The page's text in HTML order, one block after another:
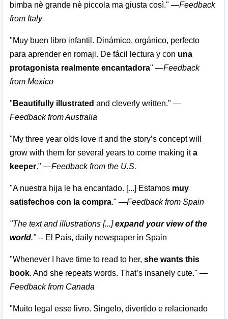
bimba nè grande nè piccola ma giusta così." —Feedback
from Italy
"Muy buen libro infantil. Dinámico, orgánico, perfecto
para aprender en romaji. De fácil lectura y con una
protagonista realmente encantadora" —Feedback
from Mexico
" Beautifully illustrated and cleverly written." —
Feedback from Australia
"My three year olds love it and the story’s concept will
grow with them for several years to come making ita
keeper." —Feedback from the U.S.
"A nuestra hija le ha encantado. [...] Estamos muy
satisfechos con la compra." —Feedback from Spain
"The text and illustrations [...]expand your view of the
world."-- El País, daily newspaper in Spain
"Whenever I have time to read to her, she wants this
book. And she repeats words. That’s insanely cute." —
Feedback from Canada
"Muito legal esse livro. Singelo, divertido e relacionado